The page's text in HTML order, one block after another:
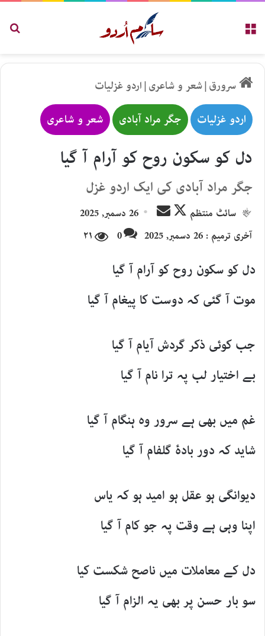
سرورق|شعر و شاعری|اردو غزلیات
اردو غزلیات جگر مراد آبادی شعر و شاعری
دل کو سکون روح کو آرام آ گیا
جگر مراد آبادی کی ایک اردو غزل
سائٹ منتظم
Follow
X
Send
email
26 دسمبر, 2025
آخری ترمیم : 26 دسمبر, 2025
0 ۲۱
دل کو سکون روح کو آرام آ گیا
موت آ گئی کہ دوست کا پیغام آ گیا
جب کوئی ذکر گردش آیام آ گیا
بے اختیار لب پہ ترا نام آ گیا
غم میں بھی ہے سرور وہ ہنگام آ گیا
شاید کہ دور بادۂ گلفام آ گیا
دیوانگی ہو عقل ہو امید ہو کہ یاس
اپنا وہی ہے وقت پہ جو کام آ گیا
دل کے معاملات میں ناصح شکست کیا
سو بار حسن پر بھی یہ الزام آ گیا